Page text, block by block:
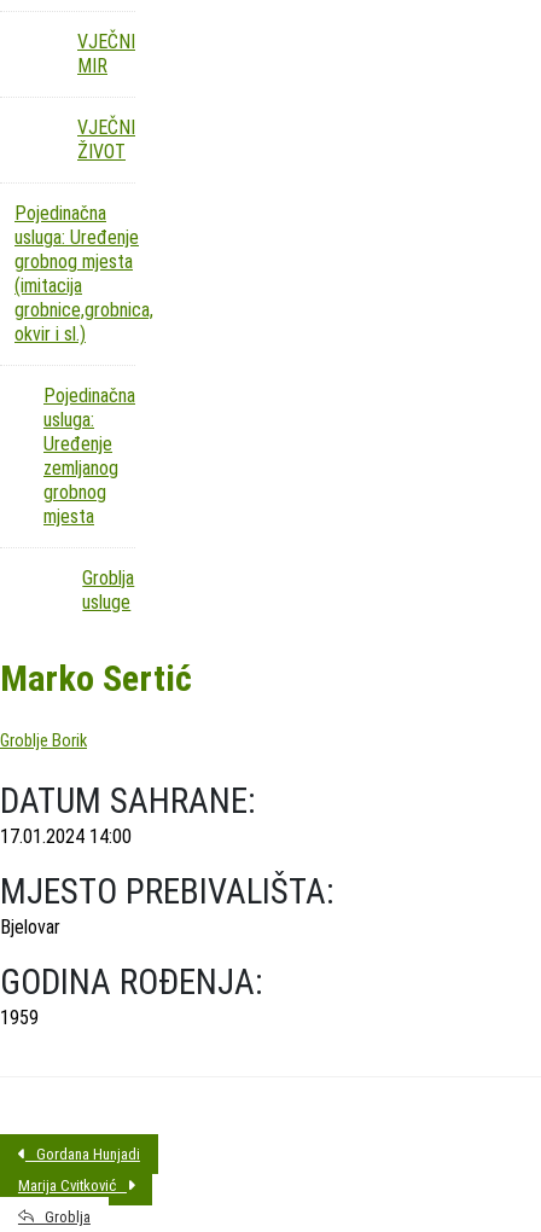
VJEČNI
MIR
VJEČNI
ŽIVOT
Pojedinačna
usluga: Uređenje
grobnog mjesta
(imitacija
grobnice,grobnica,
okvir i sl.)
Pojedinačna
usluga:
Uređenje
zemljanog
grobnog
mjesta
Groblja
usluge
Marko Sertić
Groblje Borik
DATUM SAHRANE:
17.01.2024 14:00
MJESTO PREBIVALIŠTA:
Bjelovar
GODINA ROĐENJA:
1959
Gordana Hunjadi
Marija Cvitković
Groblja